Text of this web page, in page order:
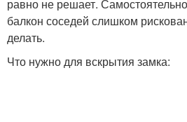
равно не решает.
балкон соседей слишком
делать.
Что нужно для вскрытия замка: